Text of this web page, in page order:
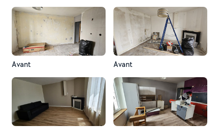
Avant Avant